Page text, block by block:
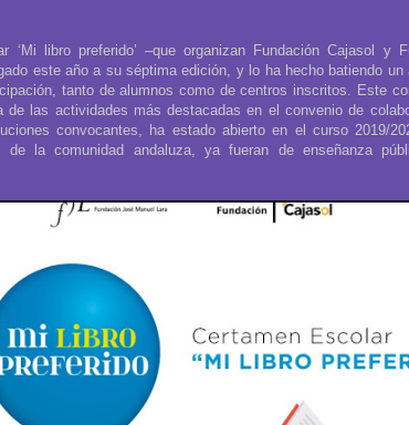
‘Mi libro preferido’ –que organizan Fundación Cajasol y
este año a su séptima edición, y lo ha hecho batiendo un
tanto de alumnos como de centros inscritos. Este
de las actividades más destacadas en el convenio de
convocantes, ha estado abierto en el curso 2019/
de la comunidad andaluza, ya fueran de enseñanza